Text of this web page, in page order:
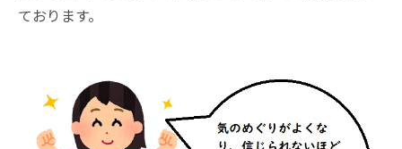
ております。